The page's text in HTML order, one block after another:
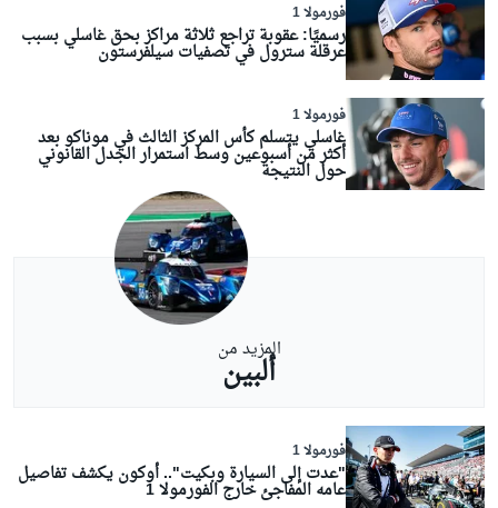
فورمولا 1
رسميًا: عقوبة تراجع ثلاثة مراكز بحق غاسلي بسبب
عرقلة سترول في تصفيات سيلفرستون
فورمولا 1
غاسلي يتسلم كأس المركز الثالث في موناكو بعد
أكثر من أسبوعين وسط استمرار الجدل القانوني
حول النتيجة
المزيد من
ألبين
فورمولا 1
"عدت إلى السيارة وبكيت".. أوكون يكشف تفاصيل
عامه المفاجئ خارج الفورمولا 1